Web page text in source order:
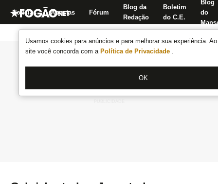
Usamos cookies para anúncios e para melhorar sua experiência.
site você concorda com a Política de Privacidade .
OK
Notícias Apostas Fórum
Blog da
Redação
Boletim
do C.E.
Blog
do